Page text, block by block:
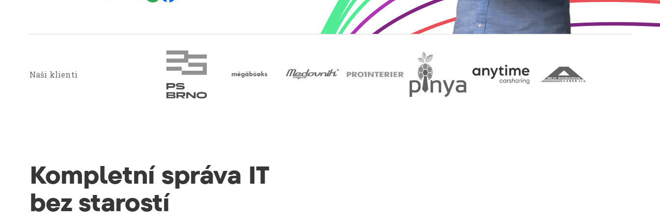
Naši klienti
Kompletní správa IT
bez starostí